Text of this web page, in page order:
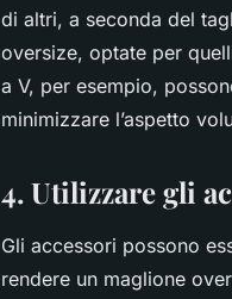
di altri, a seconda del
oversize, optate per
a V, per esempio,
minimizzare l’aspetto
4. Utilizzare gli
Gli accessori possono
rendere un maglione